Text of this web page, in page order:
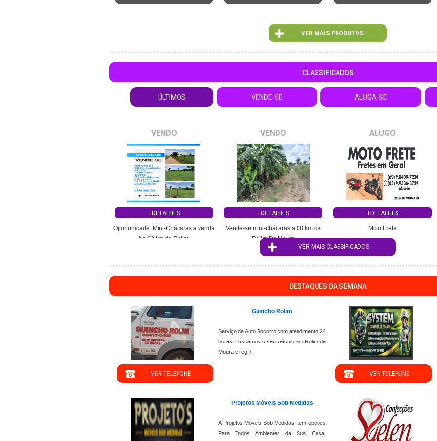
VER MAIS PRODUTOS
CLASSIFICADOS
ÚLTIMOS VENDE-SE ALUGA-SE
VENDO
+DETALHES
Oportunidade: Mini-Chácaras a venda
há 02 km de Rolim
VENDO
+DETALHES
Vende-se mini-chácaras a 08 km de
Rolim De Moura
ALUGO
+DETALHES
Moto Frete
VER MAIS CLASSIFICADOS
DESTAQUES DA SEMANA
VER TELEFONE
Guincho Rolim
Serviço de Auto Socorro com atendimento 24
horas. Buscamos o seu veículo em Rolim de
Moura e reg +
VER TELEFONE
Projetos Móveis Sob Medidas
A Projetos Móveis Sob Medidas, tem opções
Para Todos Ambientes da Sua Casa,